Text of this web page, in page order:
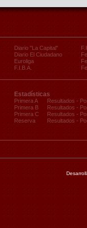
Diario "La Capital"
Diario El Ciudadano
Euroliga
F.I.B.A.
Estadísticas
Primera A
Primera B
Primera C
Reserva
Resultados -
Resultados -
Resultados -
Resultados -